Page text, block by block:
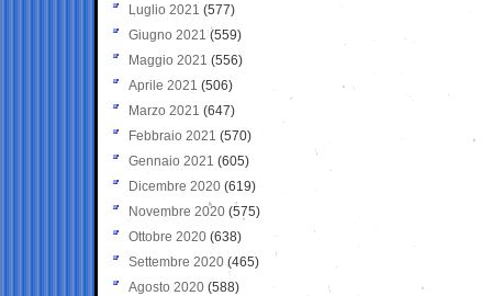
Luglio 2021 (577)
Giugno 2021(559)
Maggio 2021 (556)
Aprile 2021 (506)
Marzo 2021 (647)
Febbraio 2021 (570)
Gennaio 2021 (605)
Dicembre 2020 (619)
Novembre 2020 (575)
Ottobre 2020 (638)
Settembre 2020(465)
Agosto 2020 (588)